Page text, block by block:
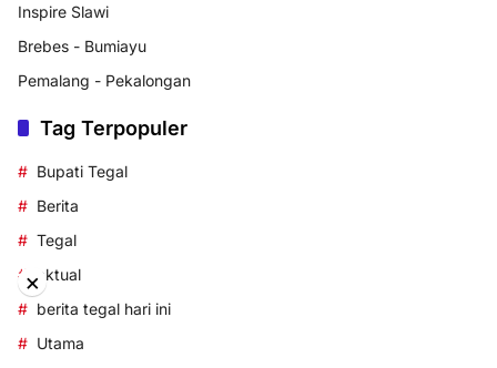
Inspire Slawi
Brebes - Bumiayu
Pemalang - Pekalongan
Tag Terpopuler
Bupati Tegal
Berita
Tegal
aktual
berita tegal hari ini
Utama
×